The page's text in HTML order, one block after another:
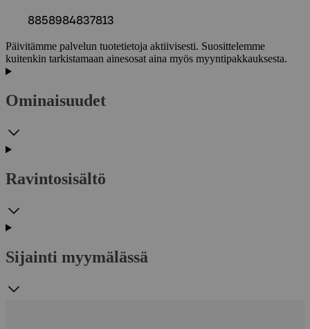
8858984837813
Päivitämme palvelun tuotetietoja aktiivisesti. Suosittelemme
kuitenkin tarkistamaan ainesosat aina myös myyntipakkauksesta.
Ominaisuudet
Ravintosisältö
Sijainti myymälässä